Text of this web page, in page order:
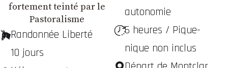
fortement teinté par le
Pastoralisme
Randonnée Liberté
10 jours
autonomie
6 heures / Pique-
nique non inclus